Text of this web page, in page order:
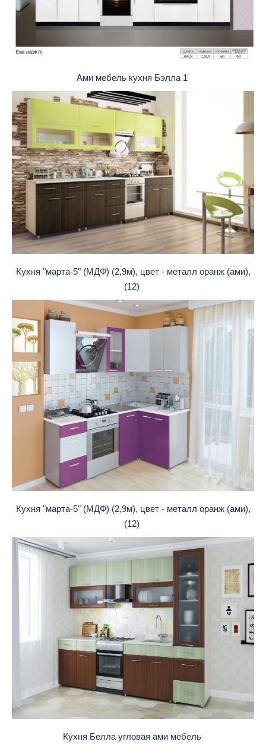
Ами мебель кухня Бэлла 1
Кухня "марта-5" (МДФ) (2,9м), цвет - металл оранж (ами),
(12)
Кухня "марта-5" (МДФ) (2,9м), цвет - металл оранж (ами),
(12)
Кухня Белла угловая ами мебель